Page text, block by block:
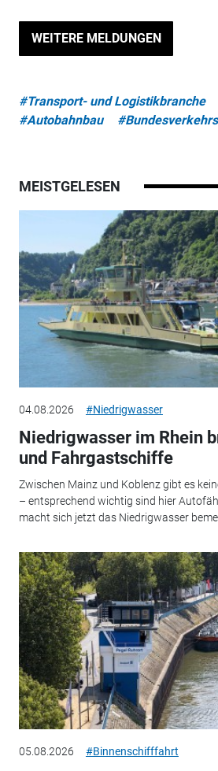
WEITERE MELDUNGEN
#Transport- und Logistikbranche
#Autobahnbau
MEISTGELESEN
04.08.2026 #Niedrigwasser
Niedrigwasser im Rhein
und Fahrgastschiffe
Zwischen Mainz und Koblenz gibt es
– entsprechend wichtig sind hier
macht sich jetzt das Niedrigwasser
05.08.2026 #Binnenschifffahrt